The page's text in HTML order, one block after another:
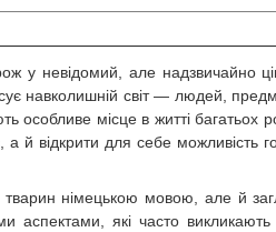
у невідомий, але надзвичайно
навколишній світ — людей,
особливе місце в житті багатьох
й відкрити для себе можливість
німецькою мовою, але й
які часто викликають